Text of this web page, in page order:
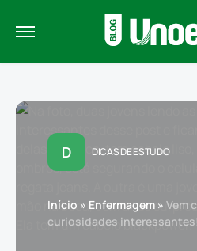
D DICAS DE ESTUDO
Início » Enfermagem » Vem
curiosidades interessantes!